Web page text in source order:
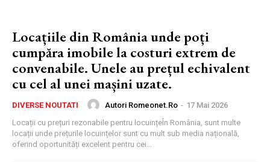
Locațiile din România unde poți
cumpăra imobile la costuri extrem de
convenabile. Unele au prețul echivalent
cu cel al unei mașini uzate.
DIVERSE NOUTATI Autori Romeonet.ro - 17 Mai 2026
Locații cu prețuri rezonabile pentru locuințeÎn România, sunt multe
locații unde prețurile locuințelor sunt cu mult sub media națională,
oferind oportunități excelent pentru cei...